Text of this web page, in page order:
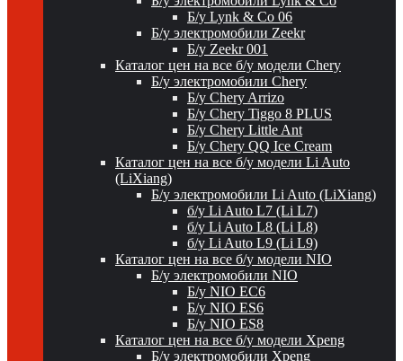
Б/у Lynk & Co 06
Б/у электромобили Zeekr
Б/у Zeekr 001
Каталог цен на все б/у модели Chery
Б/у электромобили Chery
Б/у Chery Arrizo
Б/у Chery Tiggo 8 PLUS
Б/у Chery Little Ant
Б/у Chery QQ Ice Cream
Каталог цен на все б/у модели Li Auto
(LiXiang)
Б/у электромобили Li Auto (LiXiang)
б/у Li Auto L7 (Li L7)
б/у Li Auto L8 (Li L8)
б/у Li Auto L9 (Li L9)
Каталог цен на все б/у модели NIO
Б/у электромобили NIO
Б/у NIO EC6
Б/у NIO ES6
Б/у NIO ES8
Каталог цен на все б/у модели Xpeng
Б/у электромобили Xpeng